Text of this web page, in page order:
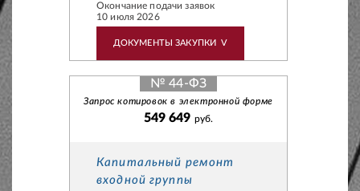
Окончание подачи заявок
10 июля 2026
ДОКУМЕНТЫ ЗАКУПКИ V
№ 44-ФЗ
Запрос котировок в электронной форме
549 649 руб.
Капитальный ремонт
входной группы